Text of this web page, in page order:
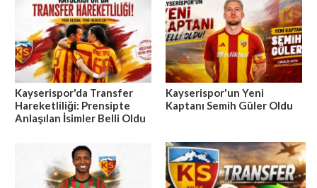
Kayserispor'da Transfer
Hareketliliği: Prensipte
Anlaşılan İsimler Belli Oldu
Kayserispor'un Yeni
Kaptanı Semih Güler Oldu